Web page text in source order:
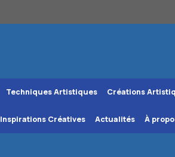
Techniques Artistiques Créations
Inspirations Créatives Actualités À